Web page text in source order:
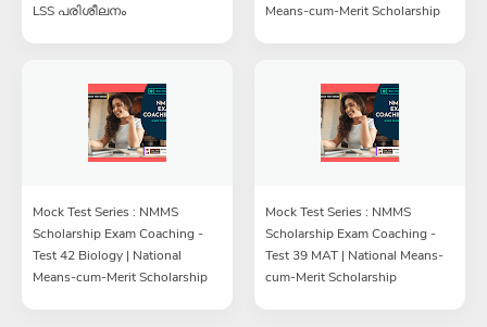
LSS പരിശീലനം
Means-cum-Merit Scholarship
Mock Test Series : NMMS
Scholarship Exam Coaching -
Test 42 Biology | National
Means-cum-Merit Scholarship
Mock Test Series : NMMS
Scholarship Exam Coaching -
Test 39 MAT | National Means-
cum-Merit Scholarship